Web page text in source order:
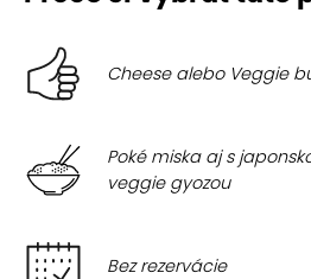
Cheese alebo Veggie
Poké miska aj s
veggie gyozou
Bez rezervácie